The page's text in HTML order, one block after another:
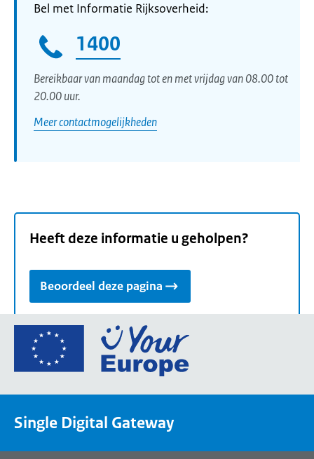
Bel met Informatie Rijksoverheid:
1400
Bereikbaar van maandag tot en met vrijdag van 08.00 tot
20.00 uur.
Meer contactmogelijkheden
Heeft deze informatie u geholpen?
Beoordeel deze pagina
Ga
de
een
Single Digital Gateway